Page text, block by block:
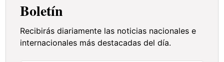
Boletín
Recibirás diariamente las noticias nacionales e
internacionales más destacadas del día.